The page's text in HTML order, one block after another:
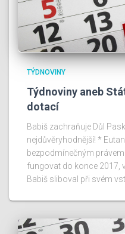
TÝDNOVINY
Týdnoviny aneb
dotací
Babiš zachraňuje Důl
nejdůvěryhodnější! *
bezpodmínečným
fungovat do konce 2017,
Babiš sliboval při svém